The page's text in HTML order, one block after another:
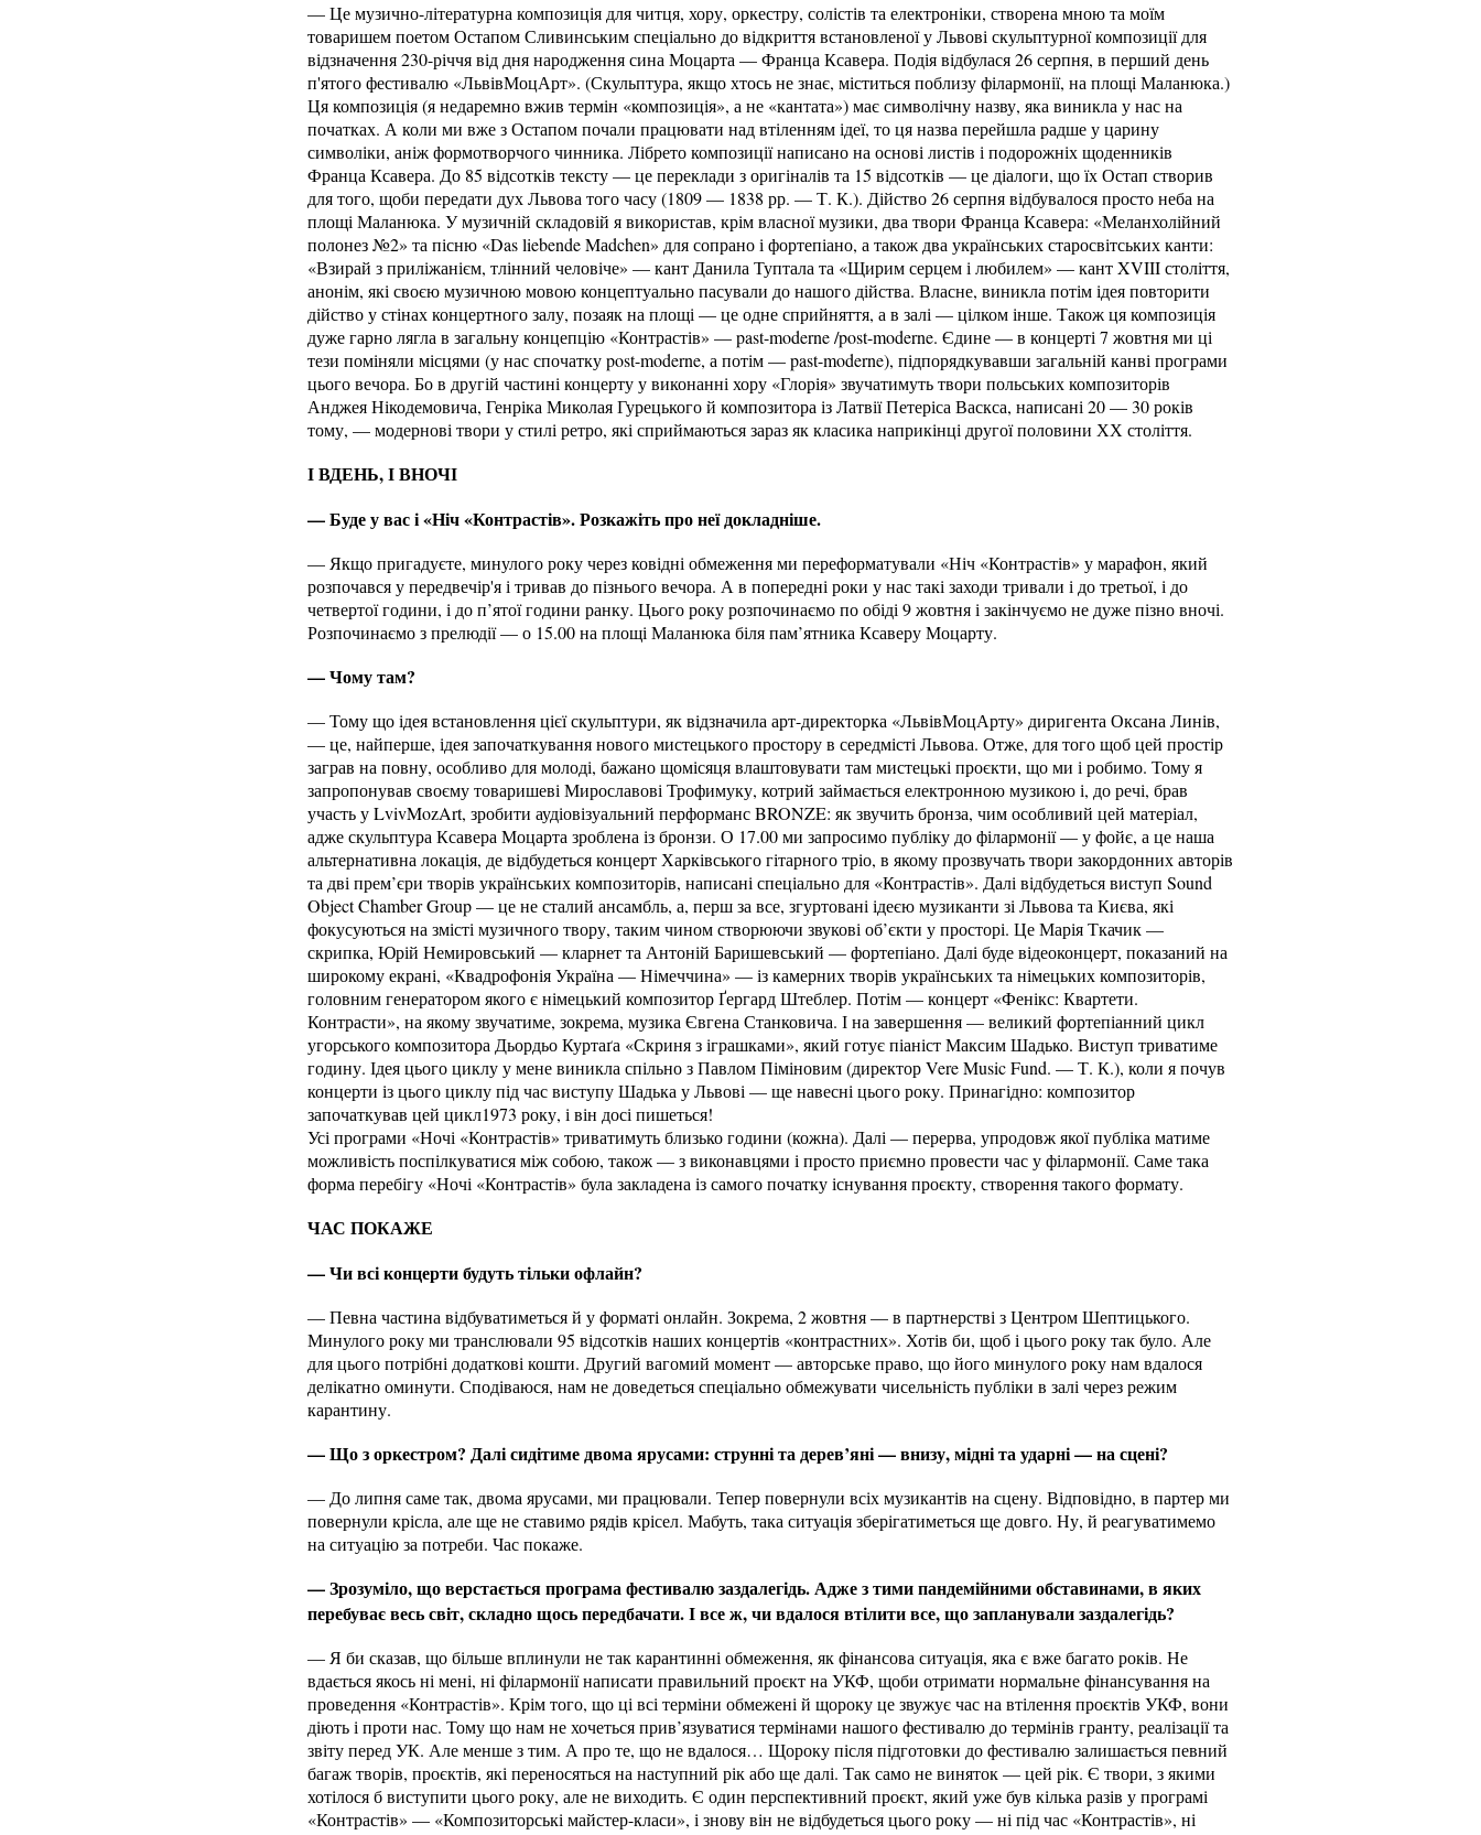
— Це музично-літературна композиція для читця, хору, оркестру, солістів та електроніки, створена мною та моїм
товаришем поетом Остапом Сливинським спеціально до відкриття встановленої у Львові скульптурної композиції для
відзначення 230-річчя від дня народження сина Моцарта — Франца Ксавера. Подія відбулася 26 серпня, в перший день
п'ятого фестивалю «ЛьвівМоцАрт». (Скульптура, якщо хтось не знає, міститься поблизу філармонії, на площі Маланюка.)
Ця композиція (я недаремно вжив термін «композиція», а не «кантата») має символічну назву, яка виникла у нас на
початках. А коли ми вже з Остапом почали працювати над втіленням ідеї, то ця назва перейшла радше у царину
символіки, аніж формотворчого чинника. Лібрето композиції написано на основі листів і подорожніх щоденників
Франца Ксавера. До 85 відсотків тексту — це переклади з оригіналів та 15 відсотків — це діалоги, що їх Остап створив
для того, щоби передати дух Львова того часу (1809 — 1838 рр. — Т. К.). Дійство 26 серпня відбувалося просто неба на
площі Маланюка. У музичній складовій я використав, крім власної музики, два твори Франца Ксавера: «Меланхолійний
полонез №2» та пісню «Das liebende Mаdchen» для сопрано і фортепіано, а також два українських старосвітських канти:
«Взирай з приліжанієм, тлінний человіче» — кант Данила Туптала та «Щирим серцем і любилем» — кант XVIII століття,
анонім, які своєю музичною мовою концептуально пасували до нашого дійства. Власне, виникла потім ідея повторити
дійство у стінах концертного залу, позаяк на площі — це одне сприйняття, а в залі — цілком інше. Також ця композиція
дуже гарно лягла в загальну концепцію «Контрастів» — past-moderne /post-moderne. Єдине — в концерті 7 жовтня ми ці
тези поміняли місцями (у нас спочатку post-moderne, а потім — past-moderne), підпорядкувавши загальній канві програми
цього вечора. Бо в другій частині концерту у виконанні хору «Глорія» звучатимуть твори польських композиторів
Анджея Нікодемовича, Генріка Миколая Гурецького й композитора із Латвії Петеріса Васкса, написані 20 — 30 років
тому, — модернові твори у стилі ретро, які сприймаються зараз як класика наприкінці другої половини ХХ століття.
І ВДЕНЬ, І ВНОЧІ
— Буде у вас і «Ніч «Контрастів». Розкажіть про неї докладніше.
— Якщо пригадуєте, минулого року через ковідні обмеження ми переформатували «Ніч «Контрастів» у марафон, який
розпочався у передвечір'я і тривав до пізнього вечора. А в попередні роки у нас такі заходи тривали і до третьої, і до
четвертої години, і до п’ятої години ранку. Цього року розпочинаємо по обіді 9 жовтня і закінчуємо не дуже пізно вночі.
Розпочинаємо з прелюдії — о 15.00 на площі Маланюка біля пам’ятника Ксаверу Моцарту.
— Чому там?
— Тому що ідея встановлення цієї скульптури, як відзначила арт-директорка «ЛьвівМоцАрту» диригента Оксана Линів,
— це, найперше, ідея започаткування нового мистецького простору в середмісті Львова. Отже, для того щоб цей простір
заграв на повну, особливо для молоді, бажано щомісяця влаштовувати там мистецькі проєкти, що ми і робимо. Тому я
запропонував своєму товаришеві Мирославові Трофимуку, котрий займається електронною музикою і, до речі, брав
участь у LvivMozArt, зробити аудіовізуальний перформанс BRONZE: як звучить бронза, чим особливий цей матеріал,
адже скульптура Ксавера Моцарта зроблена із бронзи. О 17.00 ми запросимо публіку до філармонії — у фойє, а це наша
альтернативна локація, де відбудеться концерт Харківського гітарного тріо, в якому прозвучать твори закордонних авторів
та дві прем’єри творів українських композиторів, написані спеціально для «Контрастів». Далі відбудеться виступ Sound
Object Chamber Group — це не сталий ансамбль, а, перш за все, згуртовані ідеєю музиканти зі Львова та Києва, які
фокусуються на змісті музичного твору, таким чином створюючи звукові об’єкти у просторі. Це Марія Ткачик —
скрипка, Юрій Немировський — кларнет та Антоній Баришевський — фортепіано. Далі буде відеоконцерт, показаний на
широкому екрані, «Квадрофонія Україна — Німеччина» — із камерних творів українських та німецьких композиторів,
головним генератором якого є німецький композитор Ґергард Штеблер. Потім — концерт «Фенікс: Квартети.
Контрасти», на якому звучатиме, зокрема, музика Євгена Станковича. І на завершення — великий фортепіанний цикл
угорського композитора Дьордьо Куртаґа «Скриня з іграшками», який готує піаніст Максим Шадько. Виступ триватиме
годину. Ідея цього циклу у мене виникла спільно з Павлом Піміновим (директор Vere Music Fund. — Т. К.), коли я почув
концерти із цього циклу під час виступу Шадька у Львові — ще навесні цього року. Принагідно: композитор
започаткував цей цикл1973 року, і він досі пишеться!
Усі програми «Ночі «Контрастів» триватимуть близько години (кожна). Далі — перерва, упродовж якої публіка матиме
можливість поспілкуватися між собою, також — з виконавцями і просто приємно провести час у філармонії. Саме така
форма перебігу «Ночі «Контрастів» була закладена із самого початку існування проєкту, створення такого формату.
ЧАС ПОКАЖЕ
— Чи всі концерти будуть тільки офлайн?
— Певна частина відбуватиметься й у форматі онлайн. Зокрема, 2 жовтня — в партнерстві з Центром Шептицького.
Минулого року ми транслювали 95 відсотків наших концертів «контрастних». Хотів би, щоб і цього року так було. Але
для цього потрібні додаткові кошти. Другий вагомий момент — авторське право, що його минулого року нам вдалося
делікатно оминути. Сподіваюся, нам не доведеться спеціально обмежувати чисельність публіки в залі через режим
карантину.
— Що з оркестром? Далі сидітиме двома ярусами: струнні та дерев’яні — внизу, мідні та ударні — на сцені?
— До липня саме так, двома ярусами, ми працювали. Тепер повернули всіх музикантів на сцену. Відповідно, в партер ми
повернули крісла, але ще не ставимо рядів крісел. Мабуть, така ситуація зберігатиметься ще довго. Ну, й реагуватимемо
на ситуацію за потреби. Час покаже.
— Зрозуміло, що верстається програма фестивалю заздалегідь. Адже з тими пандемійними обставинами, в яких
перебуває весь світ, складно щось передбачати. І все ж, чи вдалося втілити все, що запланували заздалегідь?
— Я би сказав, що більше вплинули не так карантинні обмеження, як фінансова ситуація, яка є вже багато років. Не
вдається якось ні мені, ні філармонії написати правильний проєкт на УКФ, щоби отримати нормальне фінансування на
проведення «Контрастів». Крім того, що ці всі терміни обмежені й щороку це звужує час на втілення проєктів УКФ, вони
діють і проти нас. Тому що нам не хочеться прив’язуватися термінами нашого фестивалю до термінів гранту, реалізації та
звіту перед УК. Але менше з тим. А про те, що не вдалося… Щороку після підготовки до фестивалю залишається певний
багаж творів, проєктів, які переносяться на наступний рік або ще далі. Так само не виняток — цей рік. Є твори, з якими
хотілося б виступити цього року, але не виходить. Є один перспективний проєкт, який уже був кілька разів у програмі
«Контрастів» — «Композиторські майстер-класи», і знову він не відбудеться цього року — ні під час «Контрастів», ні